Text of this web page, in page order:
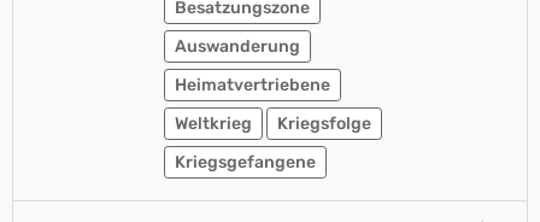
Besatzungszone
Auswanderung
Heimatvertriebene
Weltkrieg
Kriegsfolge
Kriegsgefangene